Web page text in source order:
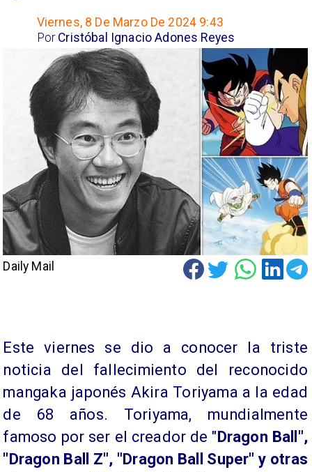
Viernes, 8 De Marzo De 2024 9:43
Cristóbal Ignacio Adones Reyes
Por
Daily Mail
Este viernes se dio a conocer la triste
noticia del fallecimiento del reconocido
mangaka japonés Akira Toriyama a la edad
de 68 años. Toriyama, mundialmente
famoso por ser el creador de "Dragon Ball",
"Dragon Ball Z", "Dragon Ball Super" y otras